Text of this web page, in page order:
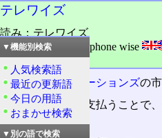
テレワイズ
読み：テレワイズ
外語：telewize: telephone wise
品詞：名詞
NTTコミュニケーションズの
毎月の定額料を支払うことで
ス。
▼機能別検索
人気検索語
最近の更新語
今日の用語
おまかせ検索
▼別の語で検索